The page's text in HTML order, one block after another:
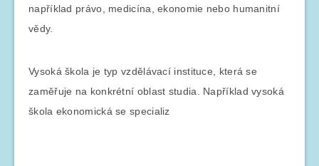
například právo, medicína, ekonomie nebo humanitní
vědy.
Vysoká škola je typ vzdělávací instituce, která se
zaměřuje na konkrétní oblast studia. Například vysoká
škola ekonomická se specializ